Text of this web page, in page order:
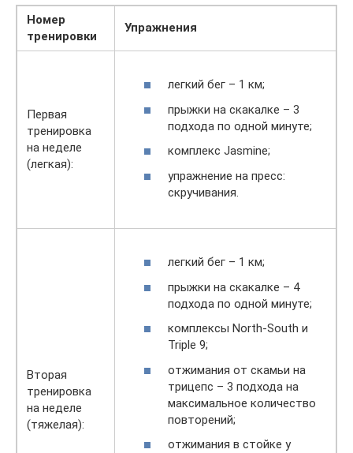
Номер
тренировки
Упражнения
Первая
тренировка
на неделе
(легкая):
легкий бег – 1 км;
прыжки на скакалке – 3
подхода по одной минуте;
комплекс Jasmine;
упражнение на пресс:
скручивания.
Вторая
тренировка
на неделе
(тяжелая):
легкий бег – 1 км;
прыжки на скакалке – 4
подхода по одной минуте;
комплексы North-South и
Triple 9;
отжимания от скамьи на
трицепс – 3 подхода на
максимальное количество
повторений;
отжимания в стойке у